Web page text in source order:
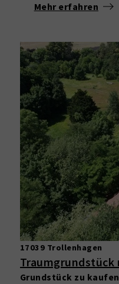
Mehr erfahren
17039 Trollenhagen
Grundstück zu kaufen